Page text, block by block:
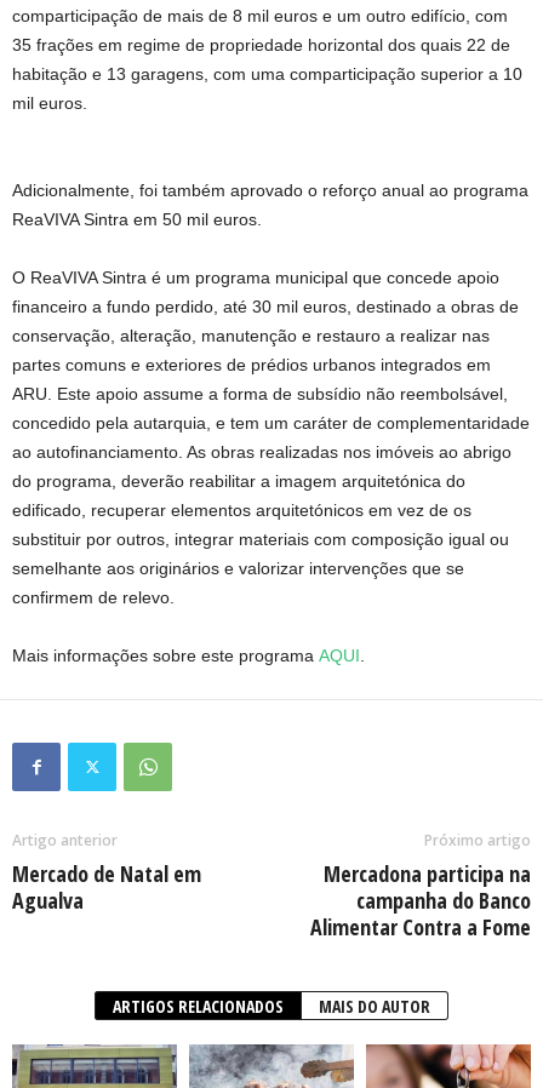
comparticipação de mais de 8 mil euros e um outro edifício, com
35 frações em regime de propriedade horizontal dos quais 22 de
habitação e 13 garagens, com uma comparticipação superior a 10
mil euros.
Adicionalmente, foi também aprovado o reforço anual ao programa
ReaVIVA Sintra em 50 mil euros.
O ReaVIVA Sintra é um programa municipal que concede apoio
financeiro a fundo perdido, até 30 mil euros, destinado a obras de
conservação, alteração, manutenção e restauro a realizar nas
partes comuns e exteriores de prédios urbanos integrados em
ARU. Este apoio assume a forma de subsídio não reembolsável,
concedido pela autarquia, e tem um caráter de complementaridade
ao autofinanciamento. As obras realizadas nos imóveis ao abrigo
do programa, deverão reabilitar a imagem arquitetónica do
edificado, recuperar elementos arquitetónicos em vez de os
substituir por outros, integrar materiais com composição igual ou
semelhante aos originários e valorizar intervenções que se
confirmem de relevo.
Mais informações sobre este programa AQUI
Artigo anterior
Mercado de Natal em
Agualva
Próximo artigo
Mercadona participa na
campanha do Banco
Alimentar Contra a Fome
ARTIGOS RELACIONADOS MAIS DO AUTOR